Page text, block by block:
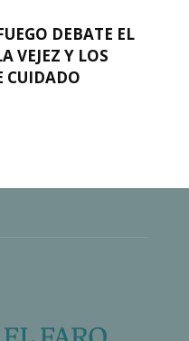
DEBATE EL
VEJEZ Y LOS
CUIDADO